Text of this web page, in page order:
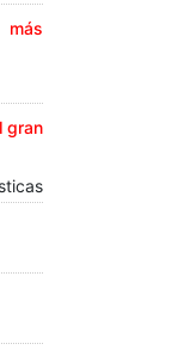
más
gran